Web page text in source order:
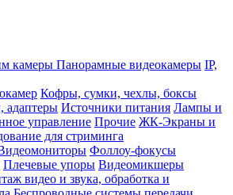
камеры Панорамные видеокамеры IP,
Кофры, сумки, чехлы, боксы
адаптеры Источники питания Лампы и
управление Прочие ЖК-Экраны и
для стриминга
Фоллоу-фокусы
Плечевые упоры Видеомикшеры
видео и звука, обработка и